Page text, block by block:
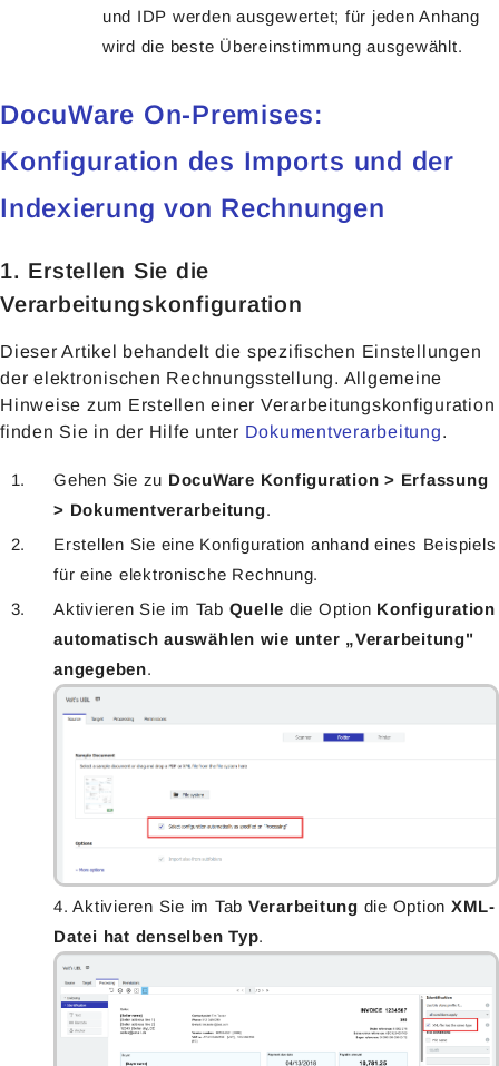
und IDP werden ausgewertet; für jeden Anhang
wird die beste Übereinstimmung ausgewählt.
DocuWare On-Premises:
Konfiguration des Imports und der
Indexierung von Rechnungen
1. Erstellen Sie die
Verarbeitungskonfiguration
Dieser Artikel behandelt die spezifischen Einstellungen
der elektronischen Rechnungsstellung. Allgemeine
Hinweise zum Erstellen einer Verarbeitungskonfiguration
finden Sie in der Hilfe unter Dokumentverarbeitung.
Gehen Sie zu DocuWare Konfiguration > Erfassung
> Dokumentverarbeitung.
Erstellen Sie eine Konfiguration anhand eines Beispiels
für eine elektronische Rechnung.
Aktivieren Sie im Tab Quelle die Option Konfiguration
automatisch auswählen wie unter „Verarbeitung"
angegeben.
4. Aktivieren Sie im Tab Verarbeitung die Option XML-
Datei hat denselben Typ.